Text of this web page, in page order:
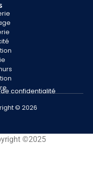
confidentialité
© 2026
©2025